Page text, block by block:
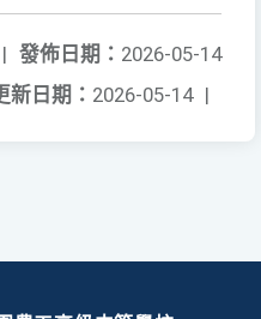
發佈日期： 2026-05-14
|
新日期： 2026-05-14 |